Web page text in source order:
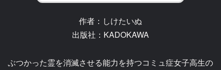
作者：しけたいぬ
出版社：KADOKAWA
ぶつかった霊を消滅させる能力を持つコミュ症女子高生の